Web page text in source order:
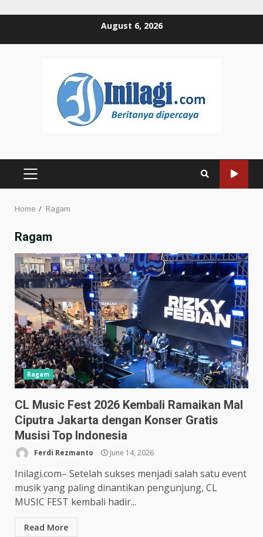
August 6, 2026
PRIMARY
Home Ragam
Ragam
Ragam
CL Music Fest 2026 Kembali Ramaikan Mal
Ciputra Jakarta dengan Konser Gratis
Musisi Top Indonesia
Ferdi Rezmanto June 14, 2026
Inilagi.com– Setelah sukses menjadi salah satu event
musik yang paling dinantikan pengunjung, CL
MUSIC FEST kembali hadir...
Read More